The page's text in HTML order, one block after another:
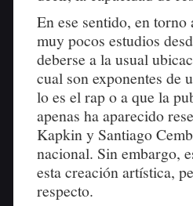
En ese sentido, en
muy pocos estudios
deberse a la usual
cual son exponentes de
lo es el rap o a que la
apenas ha aparecido
Kapkin y Santiago
nacional. Sin embargo,
esta creación artística,
respecto.